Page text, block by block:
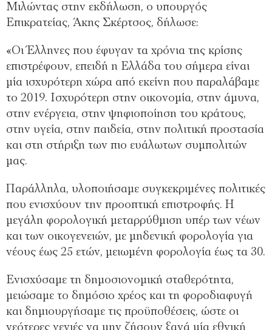
Μιλώντας στην εκδήλωση, ο υπουργός
Επικρατείας, Άκης Σκέρτσος, δήλωσε:
«Οι Έλληνες που έφυγαν τα χρόνια της κρίσης
επιστρέφουν, επειδή η Ελλάδα του σήμερα είναι
μία ισχυρότερη χώρα από εκείνη που παραλάβαμε
το 2019. Ισχυρότερη στην οικονομία, στην άμυνα,
στην ενέργεια, στην ψηφιοποίηση του κράτους,
στην υγεία, στην παιδεία, στην πολιτική προστασία
και στη στήριξη των πιο ευάλωτων συμπολιτών
μας.
Παράλληλα, υλοποιήσαμε συγκεκριμένες πολιτικές
που ενισχύουν την προοπτική επιστροφής. Η
μεγάλη φορολογική μεταρρύθμιση υπέρ των νέων
και των οικογενειών, με μηδενική φορολογία για
νέους έως 25 ετών, μειωμένη φορολογία έως τα 30.
Ενισχύσαμε τη δημοσιονομική σταθερότητα,
μειώσαμε το δημόσιο χρέος και τη φοροδιαφυγή
και δημιουργήσαμε τις προϋποθέσεις, ώστε οι
νεότερες γενιές να μην ζήσουν ξανά μία εθνική